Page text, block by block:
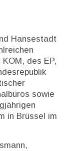
Hansestadt
des EP,
sowie
in Brüssel im